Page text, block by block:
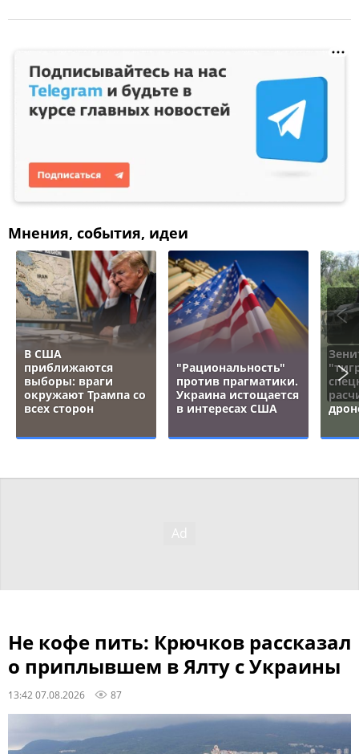
Мнения, события, идеи
В США
приближаются
выборы: враги
окружают Трампа со
всех сторон
"Рациональность"
против прагматики.
Украина истощается
в интересах США
Не кофе пить: Крючков рассказал
о приплывшем в Ялту с Украины
13:42 07.08.2026 87